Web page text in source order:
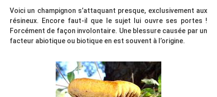
Voici un champignon s’attaquant presque, exclusivement aux
résineux. Encore faut-il que le sujet lui ouvre ses portes !
Forcément de façon involontaire. Une blessure causée par un
facteur abiotique ou biotique en est souvent à l’origine.